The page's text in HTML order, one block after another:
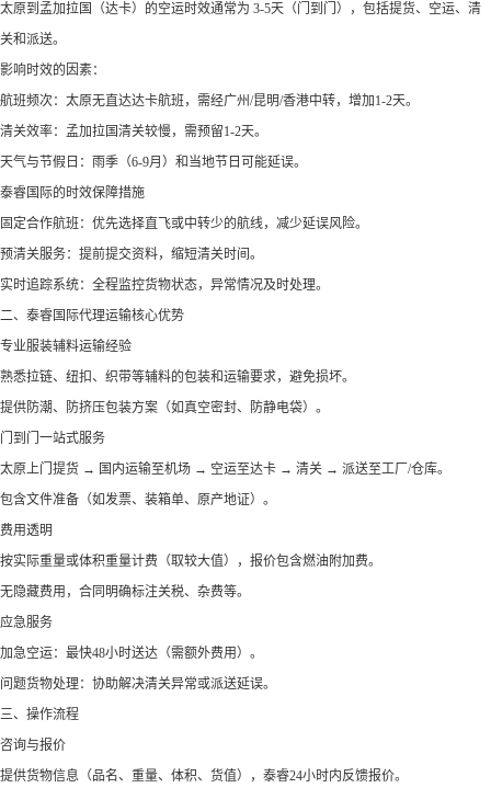
太原到孟加拉国（达卡）的空运时效通常为 ‌3-5天‌（门到门），包括提货、空运、清
关和派送。
影响时效的因素：
‌航班频次‌：太原无直达达卡航班，需经广州/昆明/香港中转，增加1-2天。
‌清关效率‌：孟加拉国清关较慢，需预留1-2天。
‌天气与节假日‌：雨季（6-9月）和当地节日可能延误。
‌泰睿国际的时效保障措施‌
‌固定合作航班‌：优先选择直飞或中转少的航线，减少延误风险。
‌预清关服务‌：提前提交资料，缩短清关时间。
‌实时追踪系统‌：全程监控货物状态，异常情况及时处理。
‌二、泰睿国际代理运输核心优势‌
‌专业服装辅料运输经验‌
熟悉拉链、纽扣、织带等辅料的包装和运输要求，避免损坏。
提供防潮、防挤压包装方案（如真空密封、防静电袋）。
‌门到门一站式服务‌
太原上门提货 → 国内运输至机场 → 空运至达卡 → 清关 → 派送至工厂/仓库。
包含文件准备（如发票、装箱单、原产地证）。
‌费用透明‌
按实际重量或体积重量计费（取较大值），报价包含燃油附加费。
无隐藏费用，合同明确标注关税、杂费等。
‌应急服务‌
加急空运：最快48小时送达（需额外费用）。
问题货物处理：协助解决清关异常或派送延误。
‌三、操作流程‌
‌咨询与报价‌
提供货物信息（品名、重量、体积、货值），泰睿24小时内反馈报价。